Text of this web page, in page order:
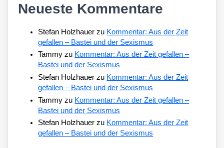
Neueste Kommentare
Stefan Holzhauer zu Kommentar: Aus der Zeit
gefallen – Bastei und der Sexismus
Tammy zu Kommentar: Aus der Zeit gefallen –
Bastei und der Sexismus
Stefan Holzhauer zu Kommentar: Aus der Zeit
gefallen – Bastei und der Sexismus
Tammy zu Kommentar: Aus der Zeit gefallen –
Bastei und der Sexismus
Stefan Holzhauer zu Kommentar: Aus der Zeit
gefallen – Bastei und der Sexismus